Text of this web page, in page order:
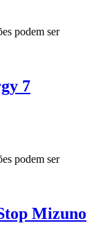
podem ser
7
podem ser
Mizuno